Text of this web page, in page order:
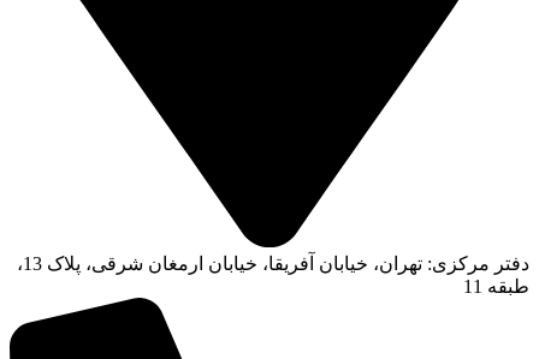
دفتر مرکزی: تهران، خیابان آفریقا، خیابان ارمغان شرقی، پلاک 13،
طبقه 11